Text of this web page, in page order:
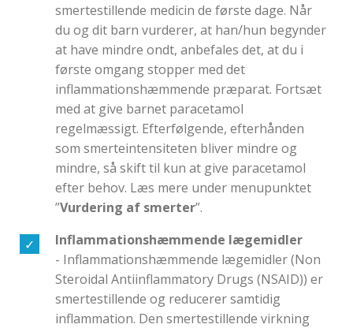
smertestillende medicin de første dage. Når
du og dit barn vurderer, at han/hun begynder
at have mindre ondt, anbefales det, at du i
første omgang stopper med det
inflammationshæmmende præparat. Fortsæt
med at give barnet paracetamol
regelmæssigt. Efterfølgende, efterhånden
som smerteintensiteten bliver mindre og
mindre, så skift til kun at give paracetamol
efter behov. Læs mere under menupunktet
”Vurdering af smerter”.
Inflammationshæmmende lægemidler
- Inflammationshæmmende lægemidler (Non
Steroidal Antiinflammatory Drugs (NSAID)) er
smertestillende og reducerer samtidig
inflammation. Den smertestillende virkning